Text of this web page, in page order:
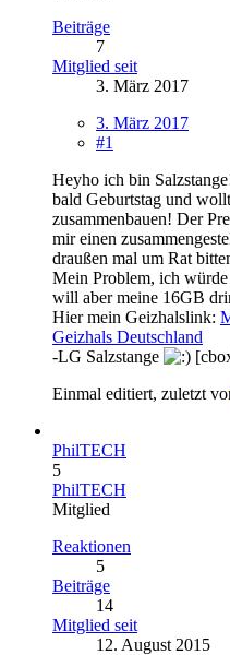
Beiträge
7
Mitglied seit
3. März 2017
3. März 2017
#1
Heyho ich bin
bald Geburtstag und
zusammenbauen! Der
mir einen
draußen mal um Rat
Mein Problem, ich würde
will aber meine 16GB
Hier mein Geizhalslink:
Geizhals Deutschland
-LG Salzstange
Einmal editiert, zuletzt
PhilTECH
5
PhilTECH
Mitglied
Reaktionen
5
Beiträge
14
Mitglied seit
12. August 2015